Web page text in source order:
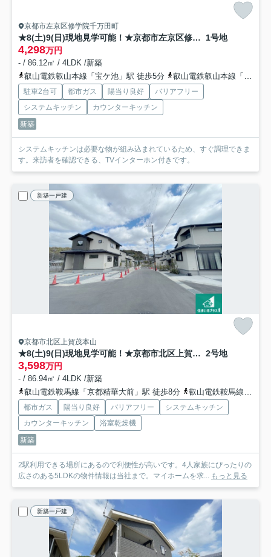
京都市左京区修学院千万田町
★8(土)9(日)現地見学可能！★京都市左京区修学院千万田町 全2邸 1号地
4,298万円
- / 86.12㎡ / 4LDK /新築
叡山電鉄叡山本線「宝ケ池」駅 徒歩5分
叡山電鉄叡山本線「三宅八幡」駅 徒歩13分
駐車2台可 都市ガス 陽当り良好
バリアフリー
システムキッチン
カウンターキッチン
新築
システムキッチンは必要な物が組み込まれているため、すぐ調理できま
す。来訪者を確認できる、TVインターホン付きです。
新築一戸建
京都市北区上賀茂本山
★8(土)9(日)現地見学可能！★京都市北区上賀茂本山 全11邸 2号地
3,598万円
- / 86.94㎡ / 4LDK /新築
叡山電鉄鞍馬線「京都精華大前」駅 徒歩8分
叡山電鉄鞍馬線「二軒茶屋」駅 徒歩9分
都市ガス 陽当り良好 バリアフリー
システムキッチン
カウンターキッチン
浴室乾燥機
新築
2駅利用できる場所にあるので利便性が高いです。4人家族にぴったりの
広さのある5LDKの物件情報は当社まで。マイホームを求...
もっと見る
新築一戸建